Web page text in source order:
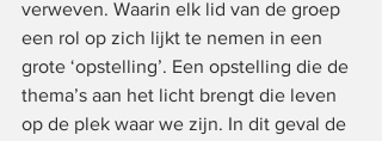
verweven. Waarin elk lid van de groep
een rol op zich lijkt te nemen in een
grote ‘opstelling’. Een opstelling die de
thema’s aan het licht brengt die leven
op de plek waar we zijn. In dit geval de